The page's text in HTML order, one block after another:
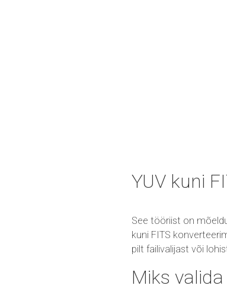
YUV kuni
See tööriist on
kuni FITS
pilt failivalijast või
Miks